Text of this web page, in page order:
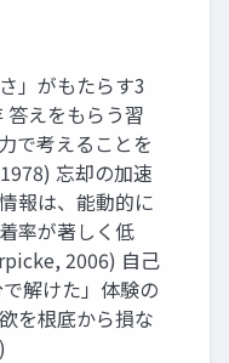
」がもたらす3
答えをもらう習
で考えることを
忘却の加速
報は、能動的に
率が著しく低
2006) 自己
解けた」体験の
を根底から損な